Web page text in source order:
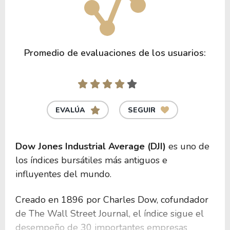
Promedio de evaluaciones de los usuarios:
EVALÚA SEGUIR
Dow Jones Industrial Average (DJI) es uno de
los índices bursátiles más antiguos e
influyentes del mundo.
Creado en 1896 por Charles Dow, cofundador
de The Wall Street Journal, el índice sigue el